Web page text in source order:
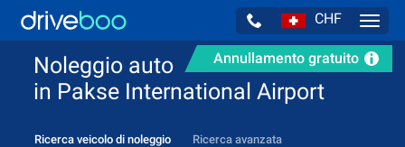
CHF
Annullamento gratuito
Noleggio auto
in Pakse International Airport
Ricerca veicolo di noleggio Ricerca avanzata